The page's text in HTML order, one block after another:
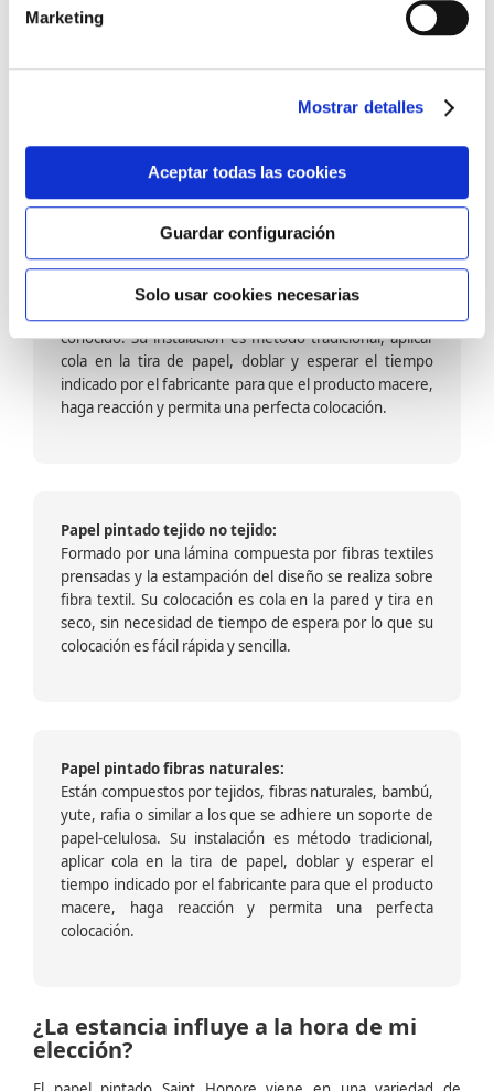
Marketing
Mostrar detalles
Aceptar todas las cookies
Guardar configuración
Solo usar cookies necesarias
barniz multiadherente en base agua. En zonas de
fuegos, se recomienda proteger con placas, silestone,
dado que el frotar en exceso dañaría el papel. Su
colocación es cola en la pared y tira en seco, sin
colocación es fácil rápida y sencilla.
Papel pintado calidad papel:
Formado por una capa de papel sobre un soporte de
conocido. Su instalación es método tradicional, aplicar
cola en la tira de papel, doblar y esperar el tiempo
indicado por el fabricante para que el producto macere,
haga reacción y permita una perfecta colocación.
Papel pintado tejido no tejido:
Formado por una lámina compuesta por fibras textiles
prensadas y la estampación del diseño se realiza sobre
fibra textil. Su colocación es cola en la pared y tira en
seco, sin necesidad de tiempo de espera por lo que su
colocación es fácil rápida y sencilla.
Papel pintado fibras naturales:
Están compuestos por tejidos, fibras naturales, bambú,
yute, rafia o similar a los que se adhiere un soporte de
papel-celulosa. Su instalación es método tradicional,
aplicar cola en la tira de papel, doblar y esperar el
tiempo indicado por el fabricante para que el producto
macere, haga reacción y permita una perfecta
colocación.
¿La estancia influye a la hora de mi
elección?